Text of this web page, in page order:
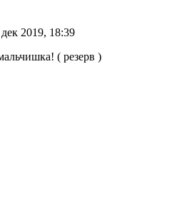
2019, 18:39
( резерв )